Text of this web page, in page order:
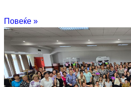
Повеќе »